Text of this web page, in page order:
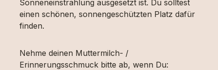
Sonneneinstrahlung ausgesetzt ist. Du solltest
einen schönen, sonnengeschützten Platz dafür
finden.
Nehme deinen Muttermilch- /
Erinnerungsschmuck bitte ab, wenn Du: